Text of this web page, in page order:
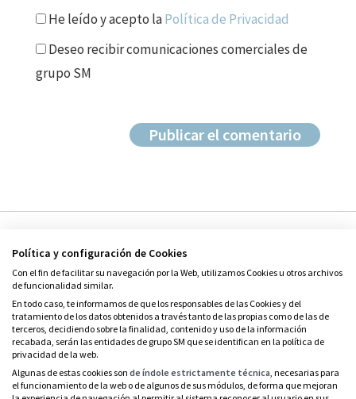
He leído y acepto laPolítica de Privacidad
Deseo recibir comunicaciones comerciales de
grupo SM
© Grupo SM
Condiciones de uso
Política de privacidad
Política de cookies
Política y configuración de Cookies
Con el fin de facilitar su navegación por la Web, utilizamos Cookies u otros archivos
de funcionalidad similar.
En todo caso, te informamos de que los responsables de las Cookies y del
tratamiento de los datos obtenidos a través tanto de las propias como de las de
terceros, decidiendo sobre la finalidad, contenido y uso de la información
recabada, serán las entidades de grupo SM que se identifican en la política de
privacidad de la web.
Algunas de estas cookies son de índole estrictamente técnica, necesarias para
el funcionamiento de la web o de algunos de sus módulos, de forma que mejoran